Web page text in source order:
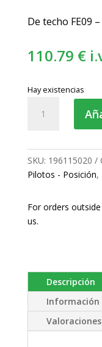
De techo FE09
110.79 €
Hay existencias
-
delantero
cantidad
SKU: 196115020
Pilotos - Posición,
For orders
us.
Descripción
Información